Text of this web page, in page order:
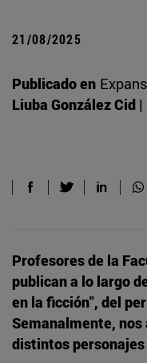
21/08/2025
Publicado en
Liuba González Cid |
Profesores de la
publican a lo largo
en la ficción", del
Semanalmente,
distintos